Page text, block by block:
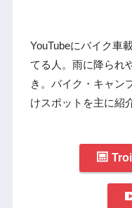
YouTubeにバイク車
てる人。雨に降られ
き。バイク・キャン
けスポットを主に紹